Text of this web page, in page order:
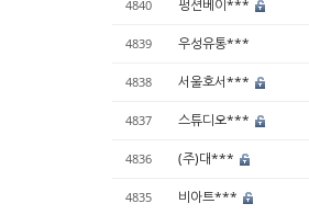
4840 펑션베이***
4839 우성유통***
4838 서울호서***
4837 스튜디오***
4836 (주)대***
4835 비아트***